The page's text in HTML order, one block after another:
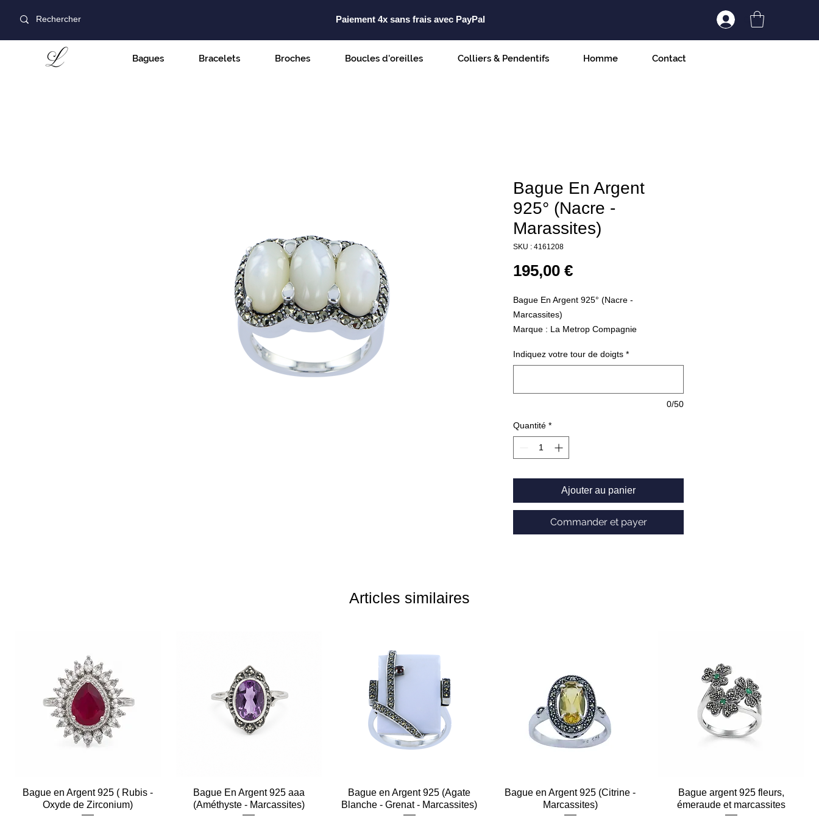
Paiement 4x sans frais avec PayPal Connexion/
Bagues Bracelets Broches Boucles d'oreilles Colliers & Pendentifs Homme Contact
Bague En Argent
925° (Nacre -
Marassites)
SKU : 4161208
195,00 €Prix
Bague En Argent 925° (Nacre -
Marcassites)
Marque : La Metrop Compagnie
Indiquez votre tour de doigts *
0/50
Quantité *
Ajouter au panier
Commander et payer
Articles similaires
Aperçu rapide
Bague en Argent 925 ( Rubis -
Oxyde de Zirconium)
Aperçu rapide
Bague En Argent 925 aaa
(Améthyste - Marcassites)
Aperçu rapide
Bague en Argent 925 (Agate
Blanche - Grenat - Marcassites)
Aperçu rapide
Bague en Argent 925 (Citrine -
Marcassites)
Aperçu rapide
Bague argent 925 fleurs,
émeraude et marcassites